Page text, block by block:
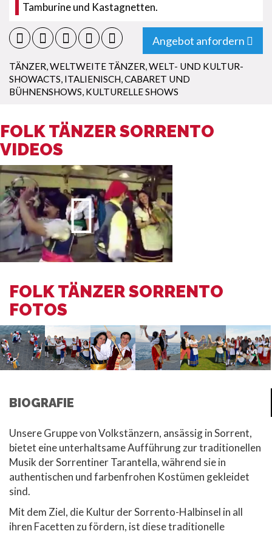
Tamburine und Kastagnetten.
Angebot anfordern
TÄNZER,WELTWEITE TÄNZER,WELT- UND KULTUR-
SHOWACTS, ITALIENISCH,CABARET UND
BÜHNENSHOWS, KULTURELLE SHOWS
FOLK TÄNZER SORRENTO
VIDEOS
FOLK TÄNZER SORRENTO
FOTOS
BIOGRAFIE
Unsere Gruppe von Volkstänzern, ansässig in Sorrent,
bietet eine unterhaltsame Aufführung zur traditionellen
Musik der Sorrentiner Tarantella, während sie in
authentischen und farbenfrohen Kostümen gekleidet
sind.
Mit dem Ziel, die Kultur der Sorrento-Halbinsel in all
ihren Facetten zu fördern, ist diese traditionelle